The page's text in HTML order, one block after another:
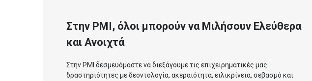
Στην PMI, όλοι μπορούν να Μιλήσουν Ελεύθερα
και Ανοιχτά
Στην PMI δεσμευόμαστε να διεξάγουμε τις επιχειρηματικές μας
δραστηριότητες με δεοντολογία, ακεραιότητα, ειλικρίνεια, σεβασμό και